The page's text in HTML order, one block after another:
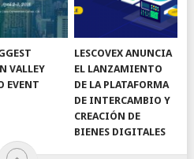
VALLEY
EVENT
LESCOVEX ANUNCIA
EL LANZAMIENTO
DE LA PLATAFORMA
DE INTERCAMBIO Y
CREACIÓN DE
BIENES DIGITALES